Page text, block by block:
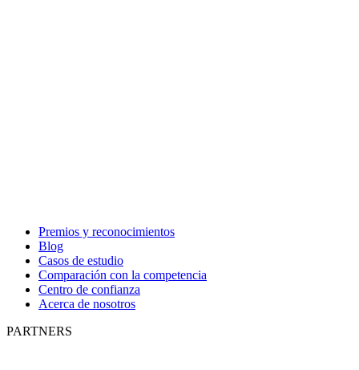
Premios y reconocimientos
Blog
Casos de estudio
Comparación con la competencia
Centro de confianza
Acerca de nosotros
PARTNERS